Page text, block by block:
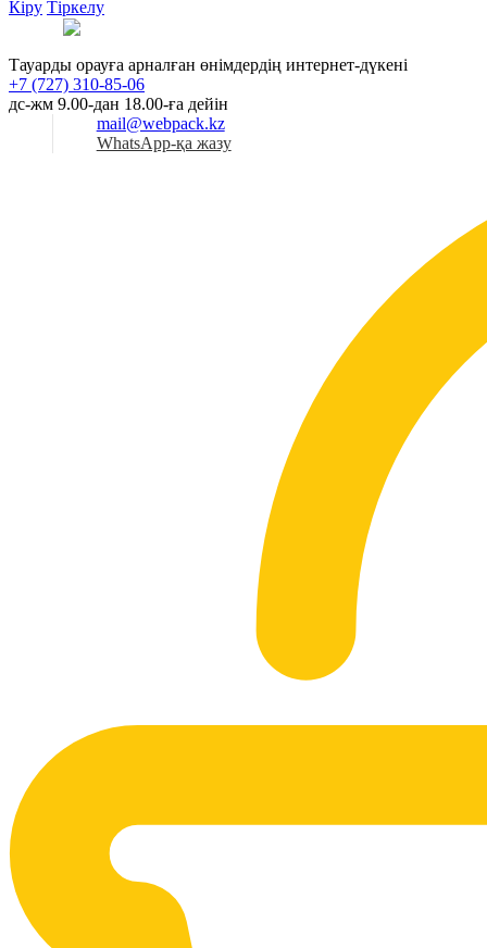
Кіру Тіркелу
Тауарды орауға арналған өнімдердің интернет-дүкені
+7 (727) 310-85-06
дс-жм 9.00-дан 18.00-ға дейін
mail@webpack.kz
WhatsApp-қа жазу